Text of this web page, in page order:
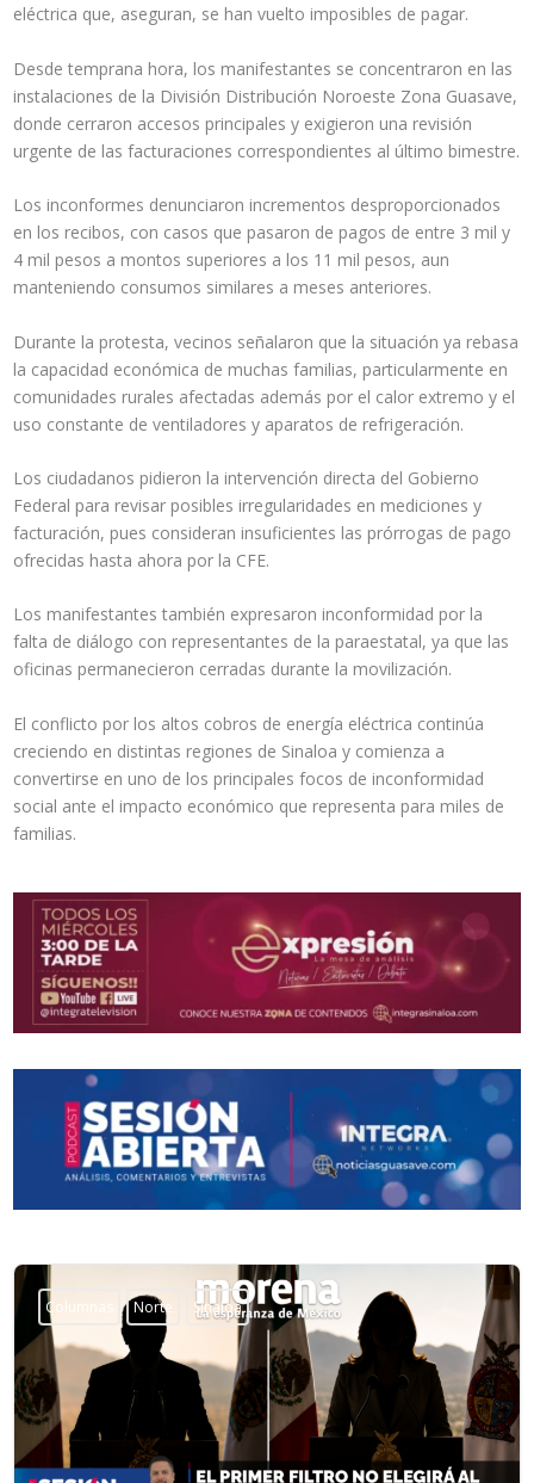
eléctrica que, aseguran, se han vuelto imposibles de pagar.
Desde temprana hora, los manifestantes se concentraron en las
instalaciones de la División Distribución Noroeste Zona Guasave,
donde cerraron accesos principales y exigieron una revisión
urgente de las facturaciones correspondientes al último bimestre.
Los inconformes denunciaron incrementos desproporcionados
en los recibos, con casos que pasaron de pagos de entre 3 mil y
4 mil pesos a montos superiores a los 11 mil pesos, aun
manteniendo consumos similares a meses anteriores.
Durante la protesta, vecinos señalaron que la situación ya rebasa
la capacidad económica de muchas familias, particularmente en
comunidades rurales afectadas además por el calor extremo y el
uso constante de ventiladores y aparatos de refrigeración.
Los ciudadanos pidieron la intervención directa del Gobierno
Federal para revisar posibles irregularidades en mediciones y
facturación, pues consideran insuficientes las prórrogas de pago
ofrecidas hasta ahora por la CFE.
Los manifestantes también expresaron inconformidad por la
falta de diálogo con representantes de la paraestatal, ya que las
oficinas permanecieron cerradas durante la movilización.
El conflicto por los altos cobros de energía eléctrica continúa
creciendo en distintas regiones de Sinaloa y comienza a
convertirse en uno de los principales focos de inconformidad
social ante el impacto económico que representa para miles de
familias.
Columnas Norte Sinaloa